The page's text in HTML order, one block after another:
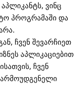
ვინც
პროგრამაში და
ჩვენ შევარჩიეთ
აპლიკაციებით
ჩვენ